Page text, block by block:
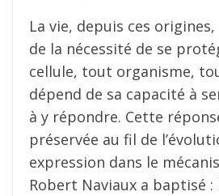
La vie, depuis ces
de la nécessité de se
cellule, tout organisme,
dépend de sa capacité à
à y répondre. Cette
préservée au fil de
expression dans le
Robert Naviaux a baptisé :